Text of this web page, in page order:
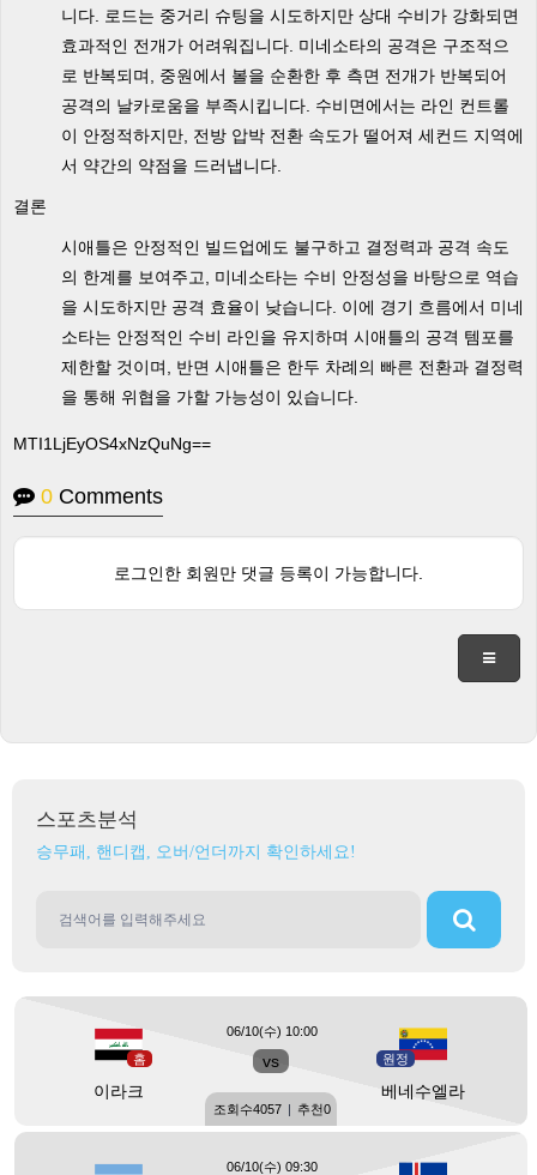
니다. 로드는 중거리 슈팅을 시도하지만 상대 수비가 강화되면
효과적인 전개가 어려워집니다. 미네소타의 공격은 구조적으
로 반복되며, 중원에서 볼을 순환한 후 측면 전개가 반복되어
공격의 날카로움을 부족시킵니다. 수비면에서는 라인 컨트롤
이 안정적하지만, 전방 압박 전환 속도가 떨어져 세컨드 지역에
서 약간의 약점을 드러냅니다.
결론
시애틀은 안정적인 빌드업에도 불구하고 결정력과 공격 속도
의 한계를 보여주고, 미네소타는 수비 안정성을 바탕으로 역습
을 시도하지만 공격 효율이 낮습니다. 이에 경기 흐름에서 미네
소타는 안정적인 수비 라인을 유지하며 시애틀의 공격 템포를
제한할 것이며, 반면 시애틀은 한두 차례의 빠른 전환과 결정력
을 통해 위협을 가할 가능성이 있습니다.
MTI1LjEyOS4xNzQuNg==
0 Comments
로그인한 회원만 댓글 등록이 가능합니다.
스포츠분석
승무패, 핸디캡, 오버/언더까지 확인하세요!
홈
이라크
vs 원정
베네수엘라
06/10(수) 10:00
조회수4057 | 추천0
06/10(수) 09:30